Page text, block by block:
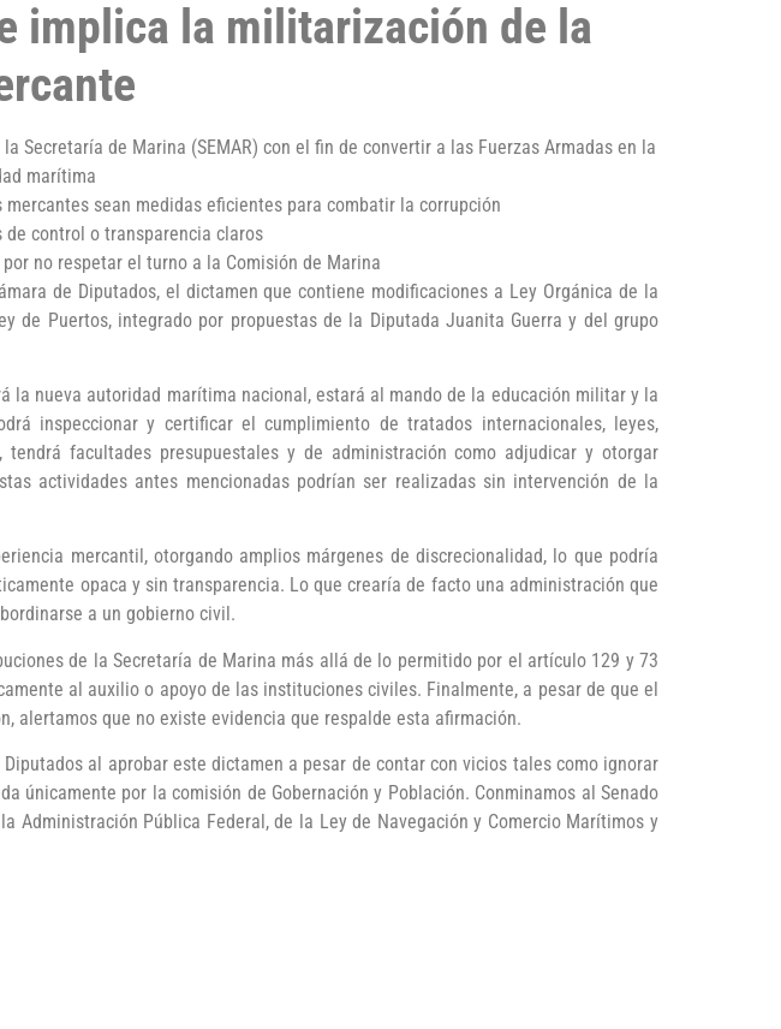
implica la militarización de la
Secretaría de Marina (SEMAR) con el fin de convertir a las Fuerzas Armadas en la
marítima
sean medidas eficientes para combatir la corrupción
control o transparencia claros
no respetar el turno a la Comisión de Marina
de Diputados, el dictamen que contiene modificaciones a Ley Orgánica de la
de Puertos, integrado por propuestas de la Diputada Juanita Guerra y del grupo
la nueva autoridad marítima nacional, estará al mando de la educación militar y la
inspeccionar y certificar el cumplimiento de tratados internacionales, leyes,
facultades presupuestales y de administración como adjudicar y otorgar
actividades antes mencionadas podrían ser realizadas sin intervención de la
mercantil, otorgando amplios márgenes de discrecionalidad, lo que podría
opaca y sin transparencia. Lo que crearía de facto una administración que
a un gobierno civil.
de la Secretaría de Marina más allá de lo permitido por el artículo 129 y 73
al auxilio o apoyo de las instituciones civiles. Finalmente, a pesar de que el
alertamos que no existe evidencia que respalde esta afirmación.
al aprobar este dictamen a pesar de contar con vicios tales como ignorar
por la comisión de Gobernación y Población. Conminamos al Senado
Pública Federal, de la Ley de Navegación y Comercio Marítimos y